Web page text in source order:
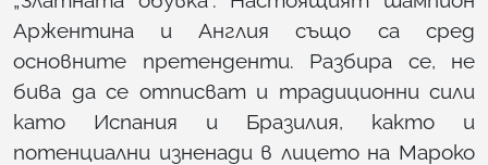
Аржентина и Англия също са сред
основните претенденти. Разбира се, не
бива да се отписват и традиционни сили
като Испания и Бразилия, както и
потенциални изненади в лицето на Мароко